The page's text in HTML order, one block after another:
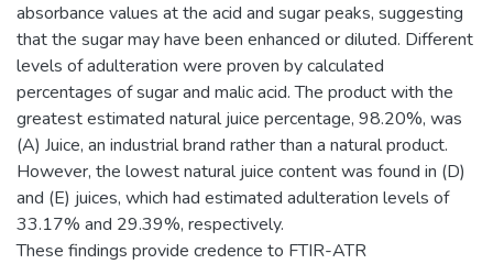
absorbance values at the acid and sugar peaks, suggesting
that the sugar may have been enhanced or diluted. Different
levels of adulteration were proven by calculated
percentages of sugar and malic acid. The product with the
greatest estimated natural juice percentage, 98.20%, was
(A) Juice, an industrial brand rather than a natural product.
However, the lowest natural juice content was found in (D)
and (E) juices, which had estimated adulteration levels of
33.17% and 29.39%, respectively.
These findings provide credence to FTIR-ATR